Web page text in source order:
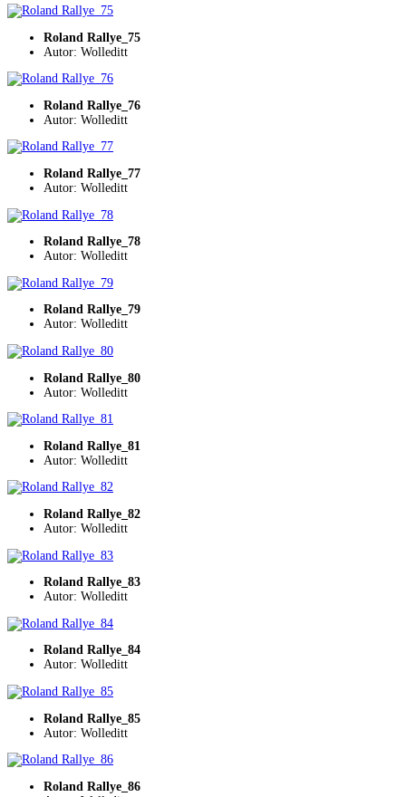
Roland Rallye_75
Autor: Wolleditt
Roland Rallye_76
Autor: Wolleditt
Roland Rallye_77
Autor: Wolleditt
Roland Rallye_78
Autor: Wolleditt
Roland Rallye_79
Autor: Wolleditt
Roland Rallye_80
Autor: Wolleditt
Roland Rallye_81
Autor: Wolleditt
Roland Rallye_82
Autor: Wolleditt
Roland Rallye_83
Autor: Wolleditt
Roland Rallye_84
Autor: Wolleditt
Roland Rallye_85
Autor: Wolleditt
Roland Rallye_86